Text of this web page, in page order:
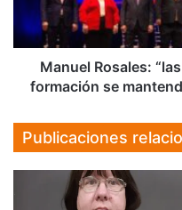
los
planes
de
formación
y
mejorarán
Manuel Rosales:
formación se
Publicaciones